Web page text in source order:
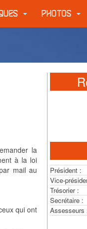
PHOTOS
la
à la loi
mail au
qui ont
Président :
Vice-
Trésorier :
Secrétaire :
Assesseurs